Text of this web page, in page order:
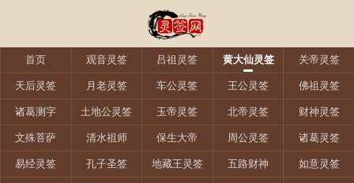
首页 观音灵签 吕祖灵签 黄大仙灵签 关帝灵签
天后灵签 月老灵签 车公灵签 王公灵签 佛祖灵签
诸葛测字 土地公灵签 玉帝灵签 北帝灵签 财神灵签
文殊菩萨 清水祖师 保生大帝 周公灵签 诸葛灵签
易经灵签 孔子圣签 地藏王灵签 五路财神 如意灵签